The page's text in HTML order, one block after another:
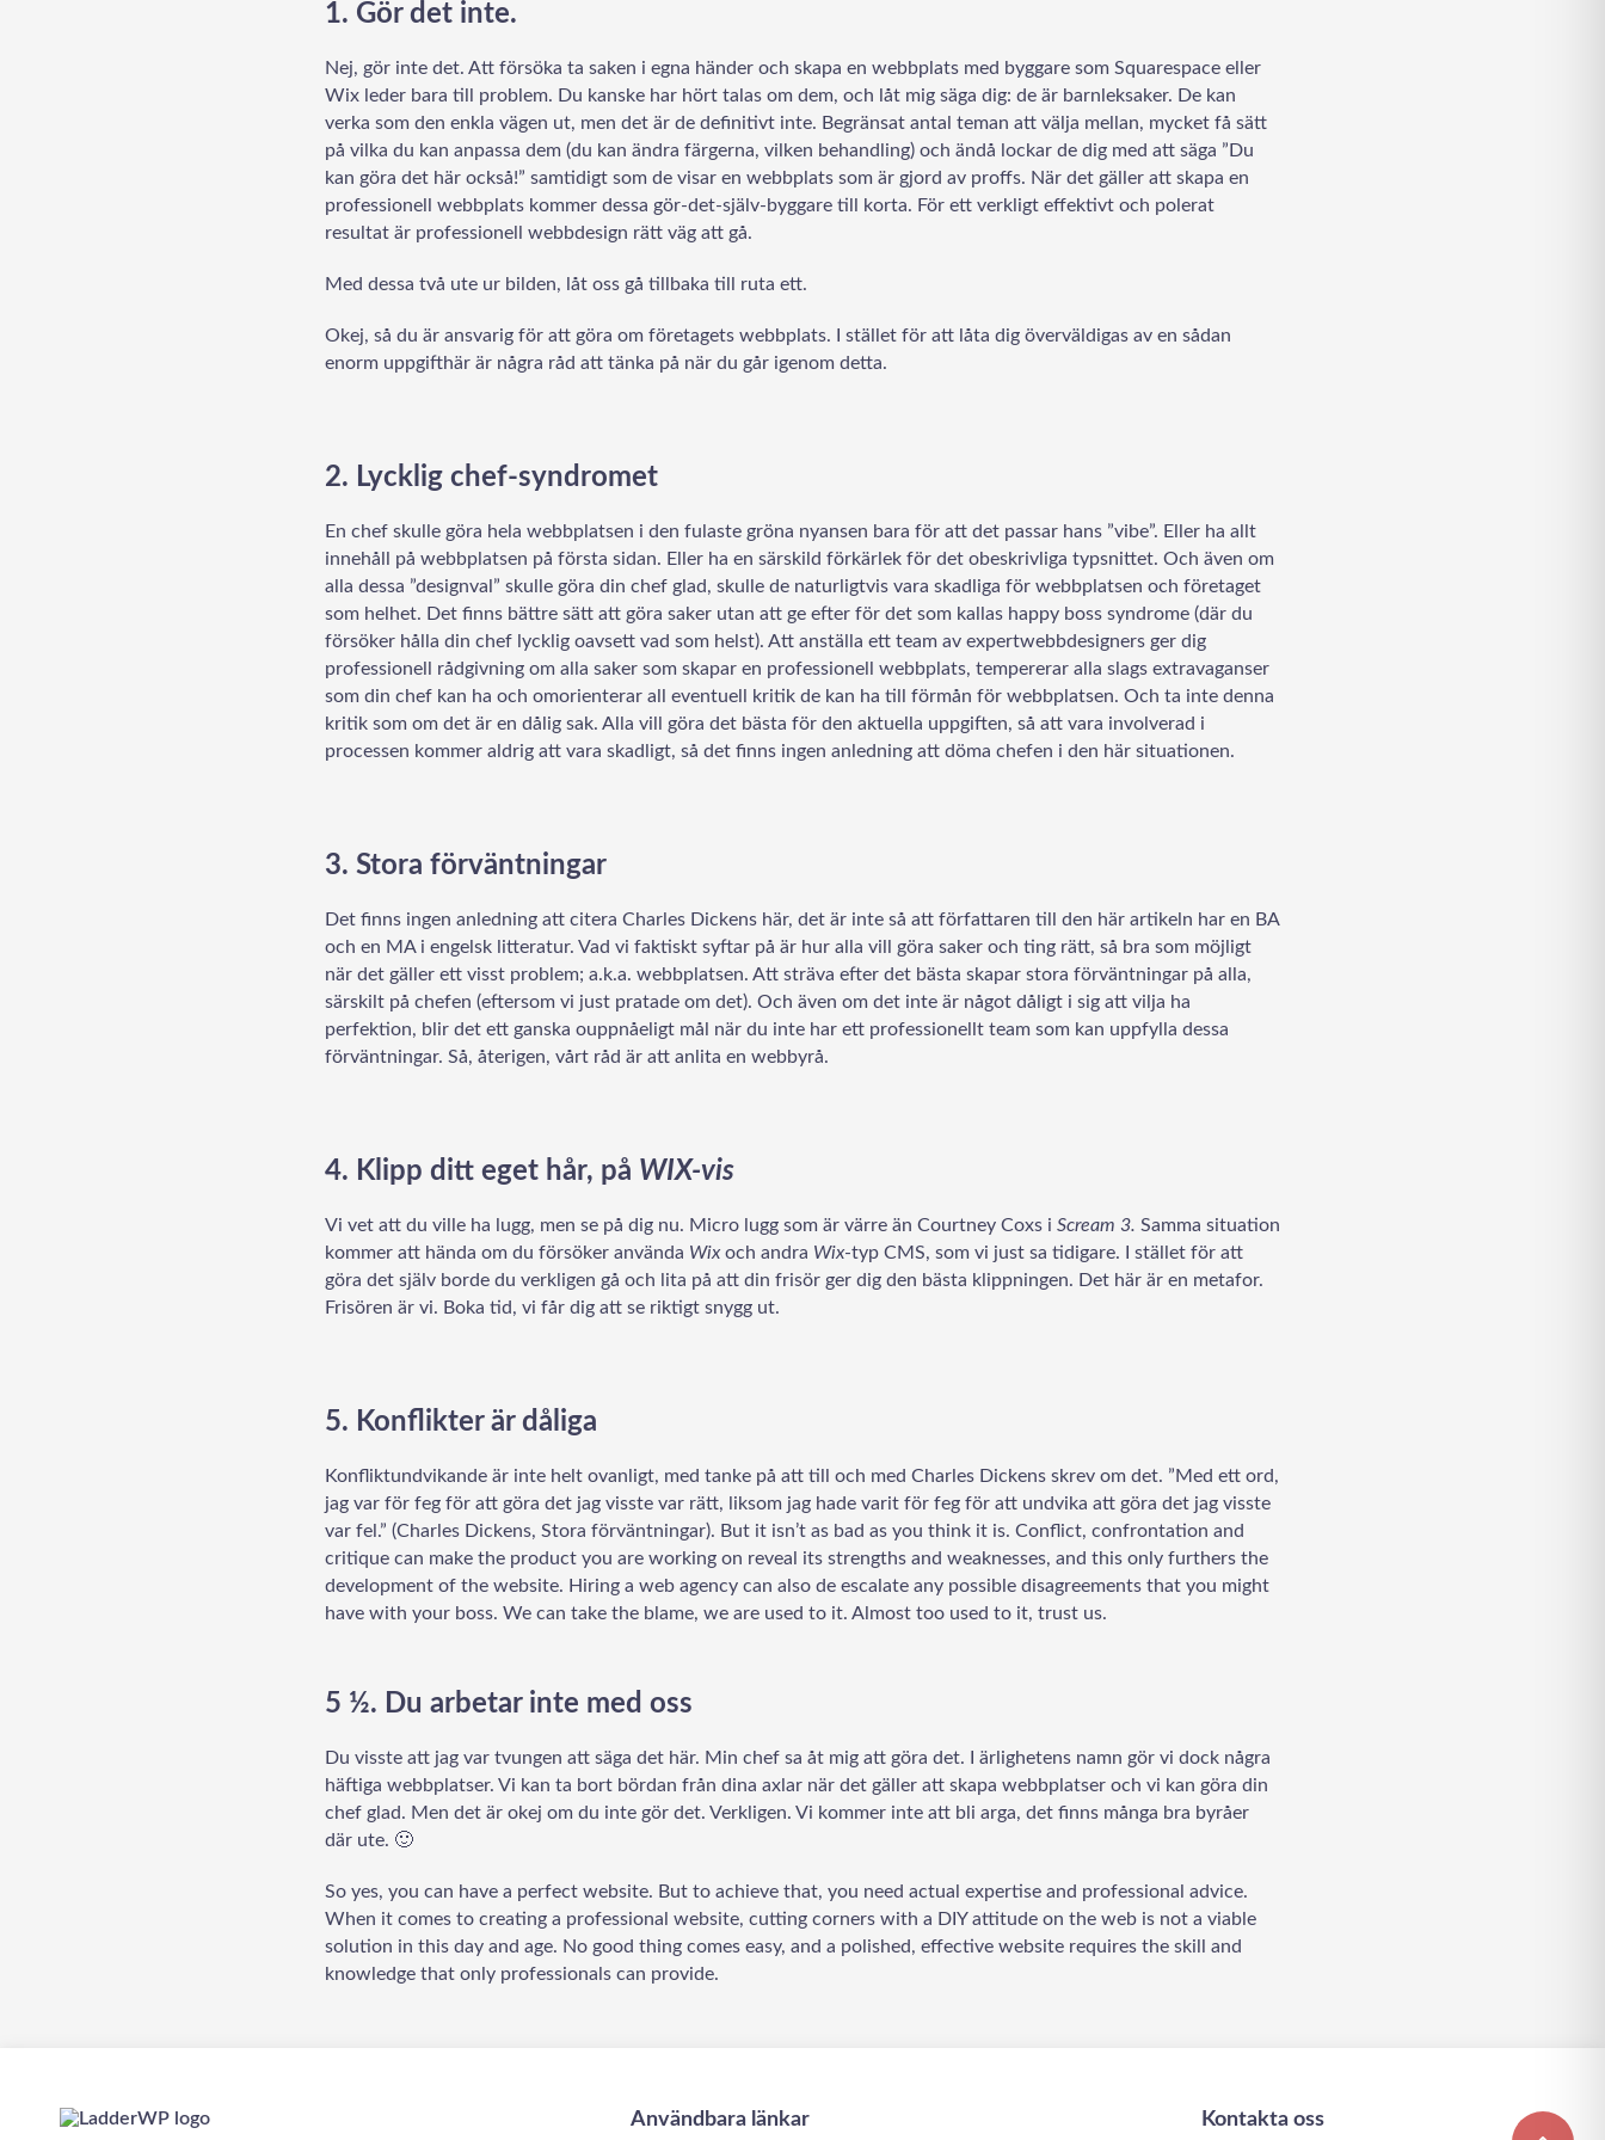
1. Gör det inte.
Nej, gör inte det. Att försöka ta saken i egna händer och skapa en webbplats med byggare som Squarespace eller
Wix leder bara till problem. Du kanske har hört talas om dem, och låt mig säga dig: de är barnleksaker. De kan
verka som den enkla vägen ut, men det är de definitivt inte. Begränsat antal teman att välja mellan, mycket få sätt
på vilka du kan anpassa dem (du kan ändra färgerna, vilken behandling) och ändå lockar de dig med att säga ”Du
kan göra det här också!” samtidigt som de visar en webbplats som är gjord av proffs. När det gäller att skapa en
professionell webbplats kommer dessa gör-det-själv-byggare till korta. För ett verkligt effektivt och polerat
resultat är professionell webbdesign rätt väg att gå.
Med dessa två ute ur bilden, låt oss gå tillbaka till ruta ett.
Okej, så du är ansvarig för att göra om företagets webbplats.
I stället för att låta dig överväldigas av en sådan
enorm uppgifthär är några råd att tänka på när du går igenom detta.
2. Lycklig chef-syndromet
En chef skulle göra hela webbplatsen i den fulaste gröna nyansen bara för att det passar hans ”vibe”. Eller ha allt
innehåll på webbplatsen på första sidan. Eller ha en särskild förkärlek för det obeskrivliga typsnittet. Och även om
alla dessa ”designval” skulle göra din chef glad, skulle de naturligtvis vara skadliga för webbplatsen och företaget
som helhet. Det finns bättre sätt att göra saker utan att ge efter för det som kallas happy boss syndrome (där du
försöker hålla din chef lycklig oavsett vad som helst). Att anställa ett team av expertwebbdesigners ger dig
professionell rådgivning om alla saker som skapar en professionell webbplats, tempererar alla slags extravaganser
som din chef kan ha och omorienterar all eventuell kritik de kan ha till förmån för webbplatsen. Och ta inte denna
kritik som om det är en dålig sak. Alla vill göra det bästa för den aktuella uppgiften, så att vara involverad i
processen kommer aldrig att vara skadligt, så det finns ingen anledning att döma chefen i den här situationen.
3. Stora förväntningar
Det finns ingen anledning att citera Charles Dickens här, det är inte så att författaren till den här artikeln har en BA
och en MA i engelsk litteratur. Vad vi faktiskt syftar på är hur alla vill göra saker och ting rätt, så bra som möjligt
när det gäller ett visst problem; a.k.a. webbplatsen. Att sträva efter det bästa skapar stora förväntningar på alla,
särskilt på chefen (eftersom vi just pratade om det). Och även om det inte är något dåligt i sig att vilja ha
perfektion, blir det ett ganska ouppnåeligt mål när du inte har ett professionellt team som kan uppfylla dessa
förväntningar. Så, återigen, vårt råd är att anlita en webbyrå.
4. Klipp ditt eget hår, på WIX-vis
Vi vet att du ville ha lugg, men se på dig nu. Micro lugg som är värre än Courtney Coxs i Scream 3. Samma situation
kommer att hända om du försöker använda Wixoch andra Wix-typ CMS, som vi just sa tidigare. I stället för att
göra det själv borde du verkligen gå och lita på att din frisör ger dig den bästa klippningen. Det här är en metafor.
Frisören är vi. Boka tid, vi får dig att se riktigt snygg ut.
5. Konflikter är dåliga
Konfliktundvikande är inte helt ovanligt, med tanke på att till och med Charles Dickens skrev om det. ”Med ett ord,
jag var för feg för att göra det jag visste var rätt, liksom jag hade varit för feg för att undvika att göra det jag visste
var fel.” (Charles Dickens, Stora förväntningar). But it isn’t as bad as you think it is. Conflict, confrontation and
critique can make the product you are working on reveal its strengths and weaknesses, and this only furthers the
development of the website. Hiring a web agency can also de escalate any possible disagreements that you might
have with your boss. We can take the blame, we are used to it. Almost too used to it, trust us.
5 ½. Du arbetar inte med oss
Du visste att jag var tvungen att säga det här. Min chef sa åt mig att göra det. I ärlighetens namn gör vi dock några
häftiga webbplatser. Vi kan ta bort bördan från dina axlar när det gäller att skapa webbplatser och vi kan göra din
chef glad. Men det är okej om du inte gör det. Verkligen. Vi kommer inte att bli arga, det finns många bra byråer
där ute. 🙂
So yes, you can have a perfect website. But to achieve that, you need actual expertise and professional advice.
When it comes to creating a professional website, cutting corners with a DIY attitude on the web is not a viable
solution in this day and age. No good thing comes easy, and a polished, effective website requires the skill and
knowledge that only professionals can provide.
Användbara länkar Kontakta oss
LadderWP